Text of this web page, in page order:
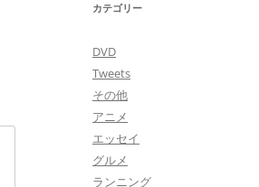
カテゴリー
DVD
Tweets
その他
アニメ
エッセイ
グルメ
ランニング